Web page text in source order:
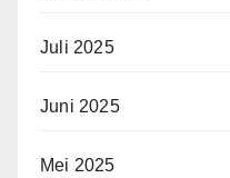
Juli 2025
Juni 2025
Mei 2025